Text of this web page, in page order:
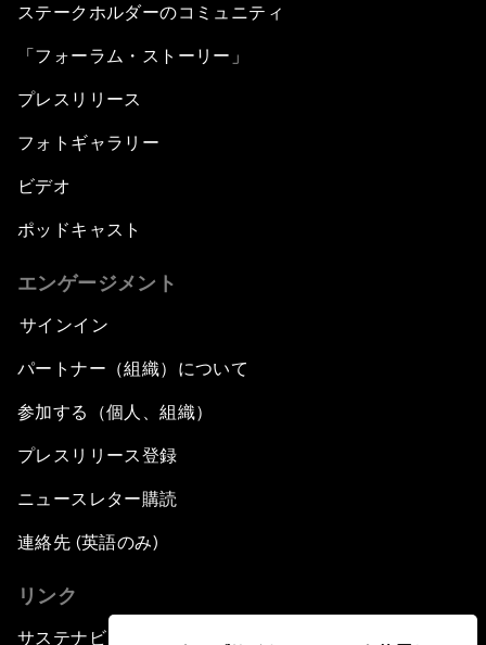
ステークホルダーのコミュニティ
「フォーラム・ストーリー」
プレスリリース
フォトギャラリー
ビデオ
ポッドキャスト
エンゲージメント
サインイン
パートナー（組織）について
参加する（個人、組織）
プレスリリース登録
ニュースレター購読
連絡先 (英語のみ)
リンク
サステナビリティへの取り組み